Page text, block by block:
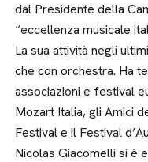
dal Presidente della
“eccellenza musicale
La sua attività negli
che con orchestra. Ha
associazioni e festival
Mozart Italia, gli Amici
Festival e il Festival
Nicolas Giacomelli si è